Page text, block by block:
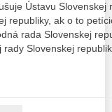
Ústavu Slovenskej
republiky, ak o to
rada Slovenskej
Slovenskej